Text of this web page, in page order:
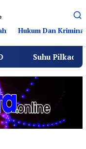
Hukum Dan Kriminal
Sukamulya